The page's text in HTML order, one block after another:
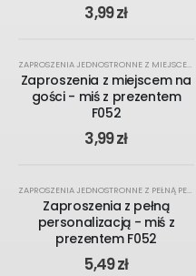
3,99zł
ZAPROSZENIA JEDNOSTRONNE Z MIEJSCEM NA GOŚCI
Zaproszenia z miejscem na
gości - miś z prezentem
F052
3,99zł
ZAPROSZENIA JEDNOSTRONNE Z PEŁNĄ PERSONALIZACJĄ
Zaproszenia z pełną
personalizacją - miś z
prezentem F052
5,49zł